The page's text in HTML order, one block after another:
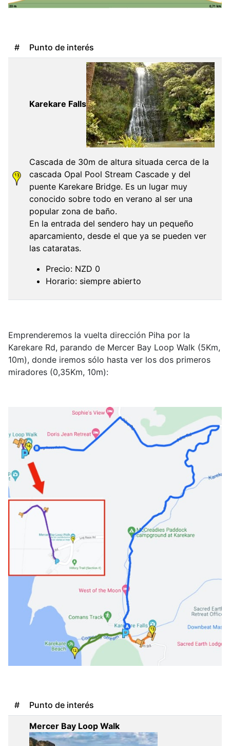
# Punto de interés
Karekare Falls
Cascada de 30m de altura situada cerca de la
cascada Opal Pool Stream Cascade y del
puente Karekare Bridge. Es un lugar muy
conocido sobre todo en verano al ser una
popular zona de baño.
En la entrada del sendero hay un pequeño
aparcamiento, desde el que ya se pueden ver
las cataratas.
Precio: NZD 0
Horario: siempre abierto
Emprenderemos la vuelta dirección Piha por la
Karekare Rd, parando de Mercer Bay Loop Walk (5Km,
10m), donde iremos sólo hasta ver los dos primeros
miradores (0,35Km, 10m):
# Punto de interés
Mercer Bay Loop Walk